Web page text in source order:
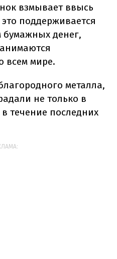
взмывает ввысь
поддерживается
денег,
всем мире.
металла,
не только в
течение последних